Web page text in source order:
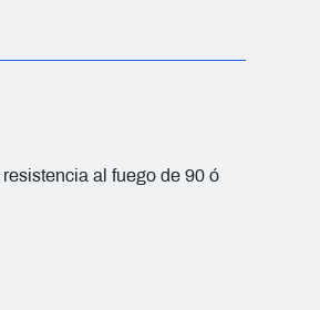
al fuego de 90 ó